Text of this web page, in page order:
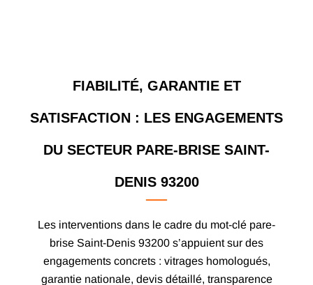
FIABILITÉ, GARANTIE ET
SATISFACTION : LES ENGAGEMENTS
DU SECTEUR PARE-BRISE SAINT-
DENIS 93200
Les interventions dans le cadre du mot-clé pare-
brise Saint-Denis 93200 s’appuient sur des
engagements concrets : vitrages homologués,
garantie nationale, devis détaillé, transparence